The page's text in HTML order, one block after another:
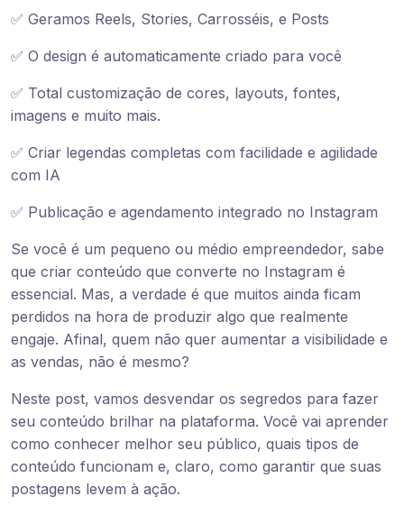
✅ Geramos Reels, Stories, Carrosséis, e Posts
✅ O design é automaticamente criado para você
✅ Total customização de cores, layouts, fontes,
imagens e muito mais.
✅ Criar legendas completas com facilidade e agilidade
com IA
✅ Publicação e agendamento integrado no Instagram
Se você é um pequeno ou médio empreendedor, sabe
que criar conteúdo que converte no Instagram é
essencial. Mas, a verdade é que muitos ainda ficam
perdidos na hora de produzir algo que realmente
engaje. Afinal, quem não quer aumentar a visibilidade e
as vendas, não é mesmo?
Neste post, vamos desvendar os segredos para fazer
seu conteúdo brilhar na plataforma. Você vai aprender
como conhecer melhor seu público, quais tipos de
conteúdo funcionam e, claro, como garantir que suas
postagens levem à ação.